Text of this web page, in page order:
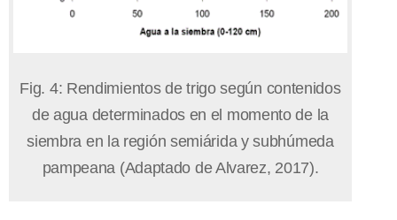
Fig. 4: Rendimientos de trigo según contenidos
de agua determinados en el momento de la
siembra en la región semiárida y subhúmeda
pampeana (Adaptado de Alvarez, 2017).